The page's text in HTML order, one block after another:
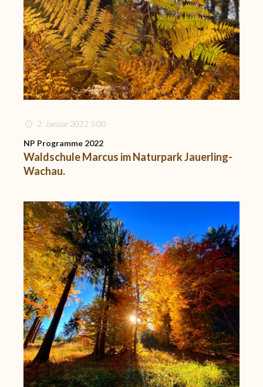
2. Januar 2022 5:00
NP Programme 2022
Waldschule Marcus im Naturpark Jauerling-
Wachau.